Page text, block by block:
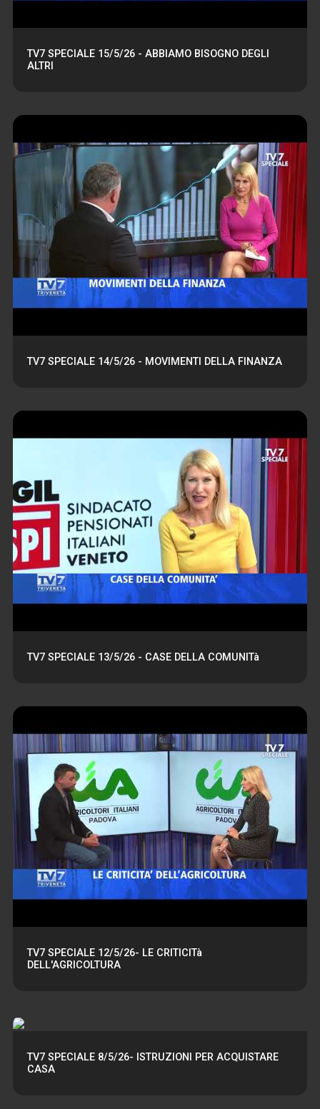
TV7 SPECIALE 15/5/26 - ABBIAMO BISOGNO DEGLI
ALTRI
TV7 SPECIALE 14/5/26 - MOVIMENTI DELLA FINANZA
TV7 SPECIALE 13/5/26 - CASE DELLA COMUNITà
TV7 SPECIALE 12/5/26- LE CRITICITà
DELL'AGRICOLTURA
TV7 SPECIALE 8/5/26- ISTRUZIONI PER ACQUISTARE
CASA